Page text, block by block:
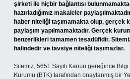
şirketi ile hiçbir bağlantısı
hazırladığımız makaleler
haber niteliği taşımamakta olup, gerçek
paylaşım yapılmamaktadır. Gerçek
benzerlikleri tamamen tesadüfidir.
halindedir ve tavsiye niteliği taşımazlar.
Sitemiz, 5651 Sayılı Kanun gereğince
Kurumu (BTK) tarafından onaylanmış bir